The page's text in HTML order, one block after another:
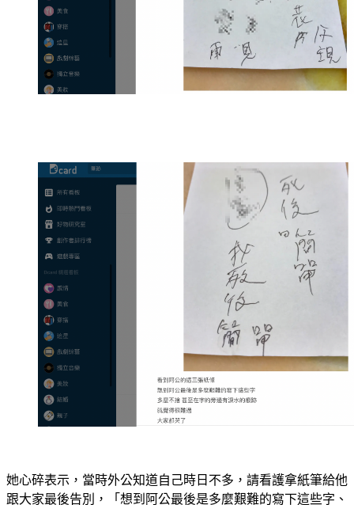
她心碎表示，當時外公知道自己時日不多，請看護拿紙筆給他
跟大家最後告別，「想到阿公最後是多麼艱難的寫下這些字、